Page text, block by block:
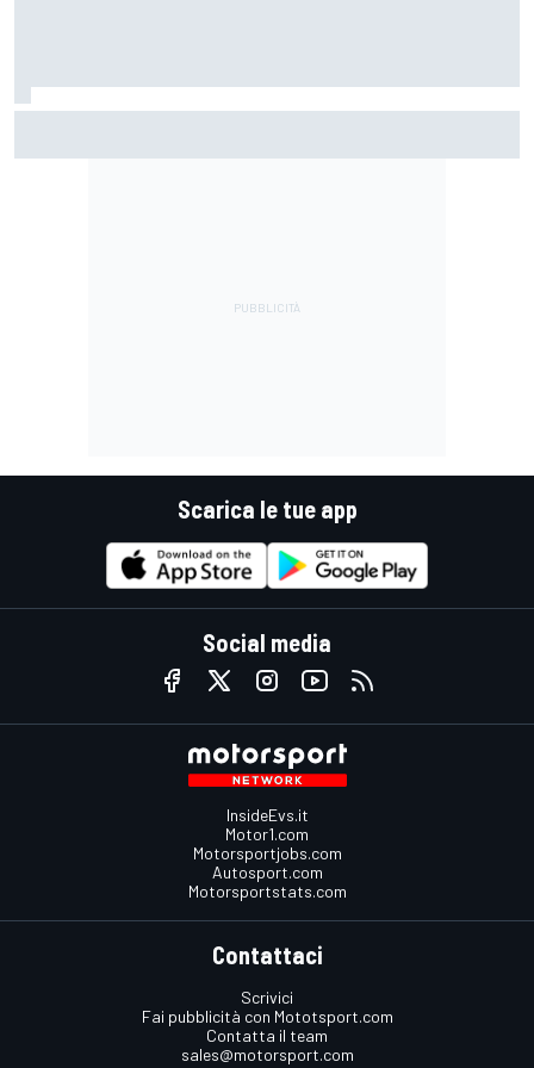
Scarica le tue app
Social media
InsideEvs.it
Motor1.com
Motorsportjobs.com
Autosport.com
Motorsportstats.com
Contattaci
Scrivici
Fai pubblicità con Mototsport.com
Contatta il team
sales@motorsport.com